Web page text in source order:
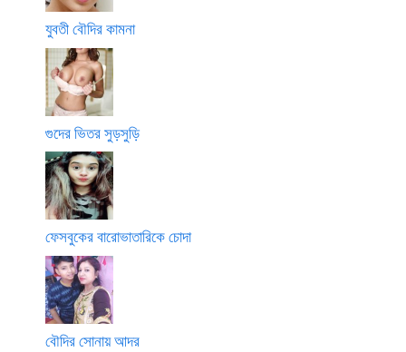
যুবতী বৌদির কামনা
গুদের ভিতর সুড়সুড়ি
ফেসবুকের বারোভাতারিকে চোদা
বৌদির সোনায় আদর